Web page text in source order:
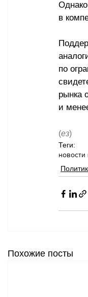
в
по
рынка
и
(ез)
Теги:
Похожие посты